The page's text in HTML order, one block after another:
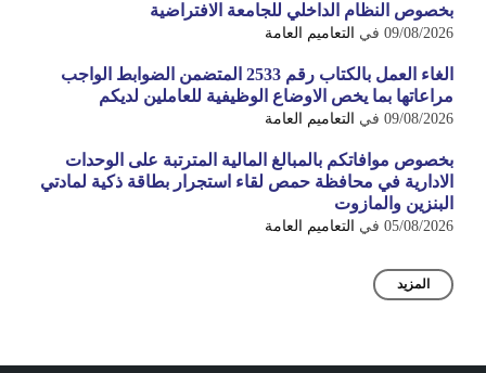
بخصوص النظام الداخلي للجامعة الافتراضية
09/08/2026 في التعاميم العامة
الغاء العمل بالكتاب رقم 2533 المتضمن الضوابط الواجب
مراعاتها بما يخص الاوضاع الوظيفية للعاملين لديكم
09/08/2026 في التعاميم العامة
بخصوص موافاتكم بالمبالغ المالية المترتبة على الوحدات
الادارية في محافظة حمص لقاء استجرار بطاقة ذكية لمادتي
البنزين والمازوت
05/08/2026 في التعاميم العامة
المزيد